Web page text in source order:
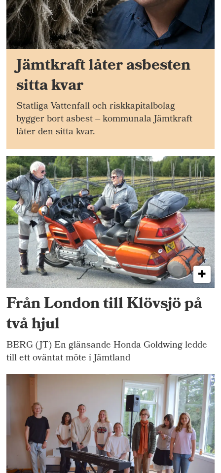
Jämtkraft låter asbesten
sitta kvar
Statliga Vattenfall och riskkapitalbolag
bygger bort asbest – kommunala Jämtkraft
låter den sitta kvar.
Från London till Klövsjö på
två hjul
BERG (JT) En glänsande Honda Goldwing ledde
till ett oväntat möte i Jämtland